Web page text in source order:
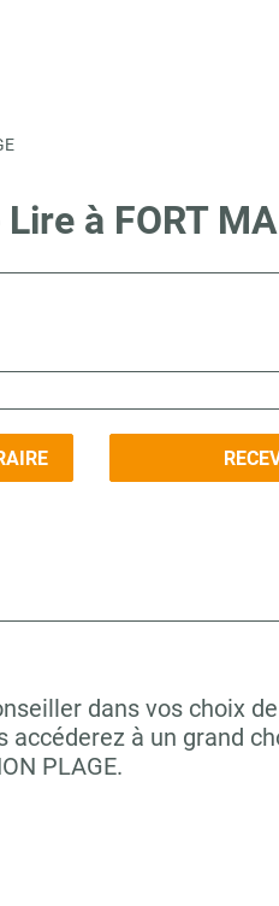
à FORT
dans vos choix
à un grand
PLAGE.